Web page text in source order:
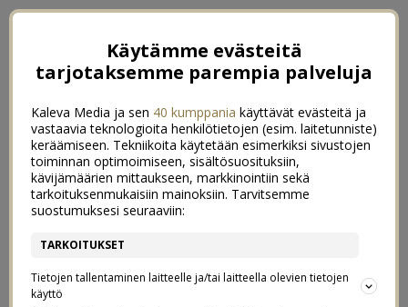
Käytämme evästeitä
tarjotaksemme parempia palveluja
Kaleva Media ja sen 40 kumppania käyttävät evästeitä ja
vastaavia teknologioita henkilötietojen (esim. laitetunniste)
keräämiseen. Tekniikoita käytetään esimerkiksi sivustojen
toiminnan optimoimiseen, sisältösuosituksiin,
kävijämäärien mittaukseen, markkinointiin sekä
tarkoituksenmukaisiin mainoksiin. Tarvitsemme
suostumuksesi seuraaviin:
TARKOITUKSET
Tietojen tallentaminen laitteelle ja/tai laitteella olevien tietojen
käyttö